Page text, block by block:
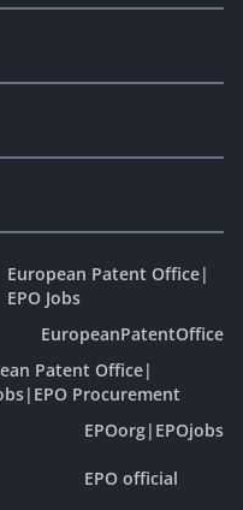
European Patent Office|
EPO Jobs
EuropeanPatentOffice
Patent Office|
| EPO Procurement
EPOorg| EPOjobs
EPO official